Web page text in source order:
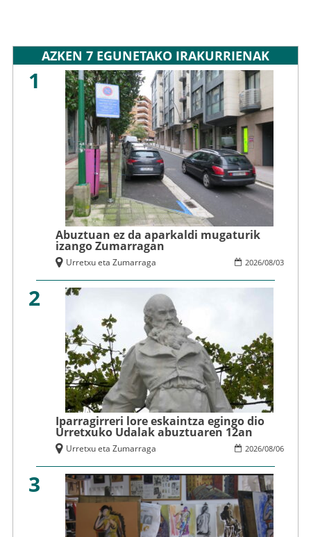
AZKEN 7 EGUNETAKO IRAKURRIENAK
1
Abuztuan ez da aparkaldi mugaturik
izango Zumarragan
2026/08/03
Urretxu eta Zumarraga
2
Iparragirreri lore eskaintza egingo dio
Urretxuko Udalak abuztuaren 12an
2026/08/06
Urretxu eta Zumarraga
3